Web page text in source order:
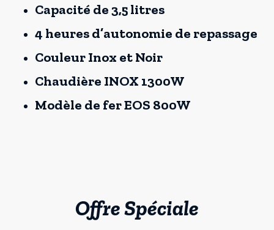
Capacité de 3,5 litres
4 heures d’autonomie de repassage
Couleur Inox et Noir
Chaudière INOX 1300W
Modèle de fer EOS 800W
Offre Spéciale